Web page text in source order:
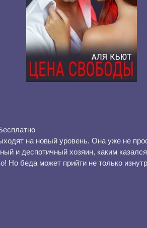
на новый уровень. Она уже не
и деспотичный хозяин, каким
Но беда может прийти не только